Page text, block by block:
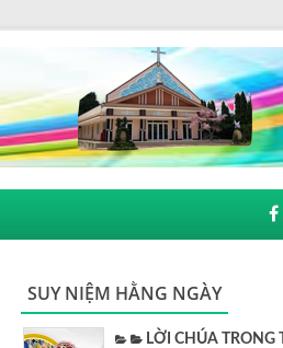
SUY NIỆM HẰNG NGÀY
LỜI CHÚA TRONG